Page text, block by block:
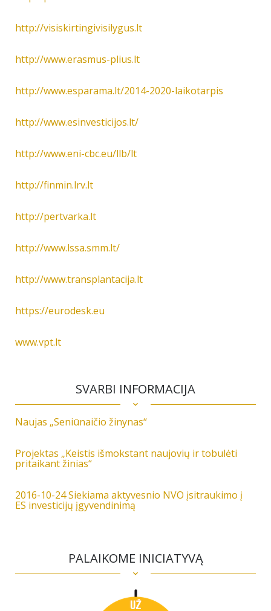
http://visiskirtingivisilygus.lt
http://www.erasmus-plius.lt
http://www.esparama.lt/2014-2020-laikotarpis
http://www.esinvesticijos.lt/
http://www.eni-cbc.eu/llb/lt
http://finmin.lrv.lt
http://pertvarka.lt
http://www.lssa.smm.lt/
http://www.transplantacija.lt
https://eurodesk.eu
www.vpt.lt
SVARBI INFORMACIJA
Naujas „Seniūnaičio žinynas“
Projektas „Keistis išmokstant naujovių ir tobulėti
pritaikant žinias“
2016-10-24 Siekiama aktyvesnio NVO įsitraukimo į
ES investicijų įgyvendinimą
PALAIKOME INICIATYVĄ